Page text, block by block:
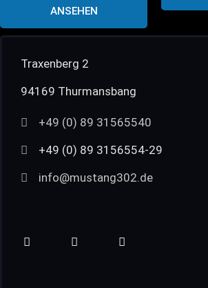
ANSEHEN
Traxenberg 2
94169 Thurmansbang
+49 (0) 89 31565540
+49 (0) 89 3156554-29
info@mustang302.de